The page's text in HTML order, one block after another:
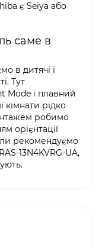
є Seiya або
саме в
в дитячі і
Тут
Mode і плавний
кімнати рідко
робимо
орієнтації
рекомендуємо
13N4KVRG-UA,